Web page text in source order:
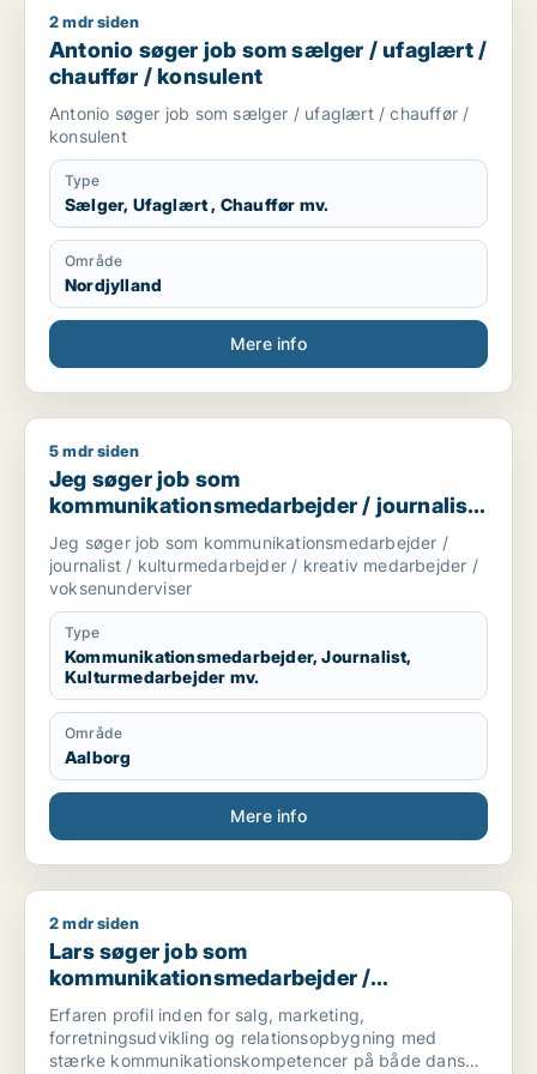
Antonio søger job som sælger / ufaglært / chauffør /
2 mdr siden
Antonio søger job som sælger / ufaglært /
chauffør / konsulent
Antonio søger job som sælger / ufaglært / chauffør /
konsulent
Type
Sælger, Ufaglært , Chauffør mv.
Område
Nordjylland
Mere info
Jeg søger job som kommunikationsmedarbejder /
5 mdr siden
Jeg søger job som
kommunikationsmedarbejder / journalist
/ kulturmedarbejder / kreativ medarbejder
/ voksenunderviser
Jeg søger job som kommunikationsmedarbejder /
journalist / kulturmedarbejder / kreativ medarbejder /
voksenunderviser
Type
Kommunikationsmedarbejder, Journalist,
Kulturmedarbejder mv.
Område
Aalborg
Mere info
Lars søger job som kommunikationsmedarbejder /
2 mdr siden
Lars søger job som
kommunikationsmedarbejder /
forretningsudvikler / konsulent
Erfaren profil inden for salg, marketing,
forretningsudvikling og relationsopbygning med
stærke kommunikationskompetencer på både dansk